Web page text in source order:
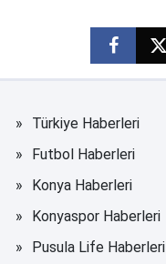
Türkiye Haberleri
Futbol Haberleri
Konya Haberleri
Konyaspor Haberleri
Pusula Life Haberleri